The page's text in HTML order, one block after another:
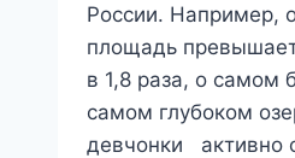
России. Например,
площадь
в 1,8 раза, о самом
самом глубоком
девчонки активно